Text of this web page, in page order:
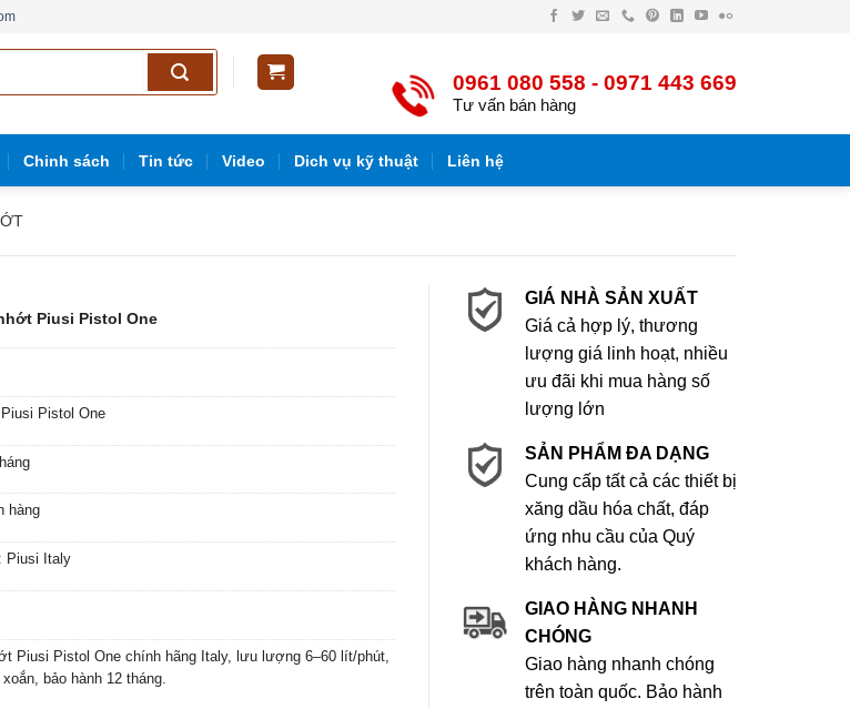
Facebook
TwitterEmailĐiện
PinterestLinkedInYouTube
Flickr
0961 080 558 - 0971 443 669
Tư vấn bán hàng
Chinh sách Tin tức Video Dich vụ kỹ thuật Liên hệ
Piusi Pistol One
Pistol One
hàng
Piusi Italy
Piusi Pistol One chính hãng Italy, lưu lượng 6–60 lít/phút,
bảo hành 12 tháng.
GIÁ NHÀ SẢN XUẤT
Giá cả hợp lý, thương
lượng giá linh hoạt, nhiều
ưu đãi khi mua hàng số
lượng lớn
SẢN PHẨM ĐA DẠNG
Cung cấp tất cả các thiết bị
xăng dầu hóa chất, đáp
ứng nhu cầu của Quý
khách hàng.
GIAO HÀNG NHANH
CHÓNG
Giao hàng nhanh chóng
trên toàn quốc. Bảo hành